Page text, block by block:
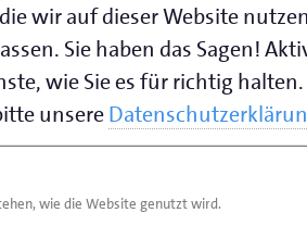
Landkreis
Landkreis Oldenburg)
wir auf dieser Website nutzen
Sie haben das Sagen!
wie Sie es für richtig halten.
unsere
wie die Website genutzt wird.